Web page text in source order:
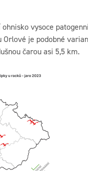
vysoce
je podobné
čarou asi 5,5 km.